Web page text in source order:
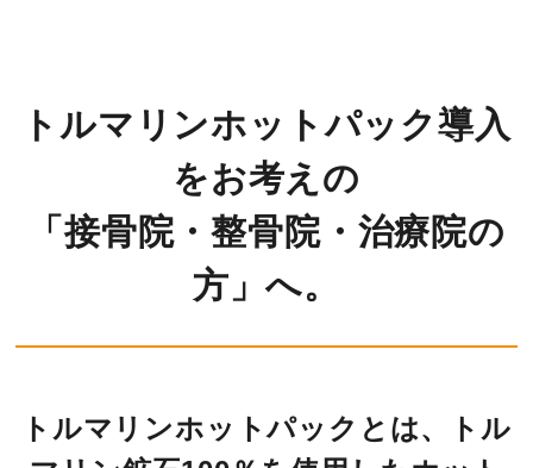
読みもの
トルマリンホットパック導入
をお考えの
「接骨院・整骨院・ 治療院の
方」へ。
トルマリンホットパックとは、トル